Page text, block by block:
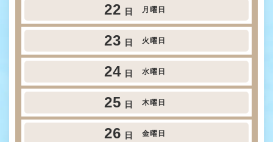
22 日 月曜日
23 日 火曜日
24 日 水曜日
25 日 木曜日
26 日 金曜日